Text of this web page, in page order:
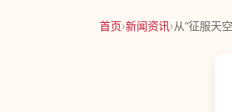
首页›新闻资讯›从“征服天